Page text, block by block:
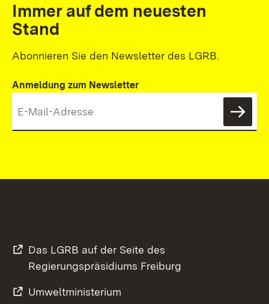
Immer auf dem neuesten
Stand
Abonnieren Sie den Newsletter des LGRB.
Anmeldung zum Newsletter
Das LGRB auf der Seite des
Regierungspräsidiums Freiburg
Umweltministerium